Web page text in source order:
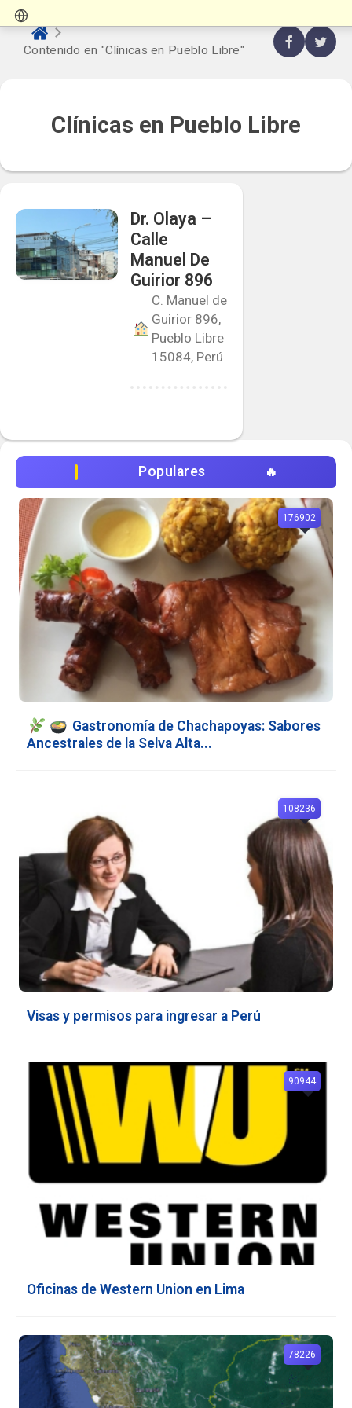
Contenido en "Clínicas en Pueblo Libre"
Clínicas en Pueblo Libre
Dr. Olaya –
Calle
Manuel De
Guirior 896
C. Manuel de
Guirior 896,
Pueblo Libre
15084, Perú
Populares
Gastronomía de Chachapoyas: Sabores
Ancestrales de la Selva Alta...
176902
Visas y permisos para ingresar a Perú
108236
Oficinas de Western Union en Lima
90944
78226